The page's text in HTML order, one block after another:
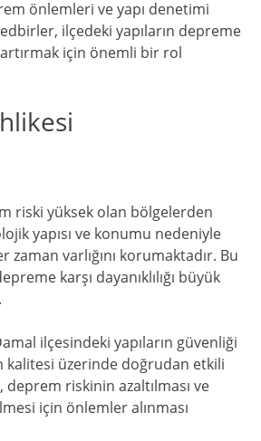
önlemleri ve yapı denetimi
ilçedeki yapıların depreme
artırmak için önemli bir rol
riski yüksek olan bölgelerden
yapısı ve konumu nedeniyle
varlığını korumaktadır. Bu
karşı dayanıklılığı büyük
ilçesindeki yapıların güvenliği
kalitesi üzerinde doğrudan etkili
riskinin azaltılması ve
için önlemler alınması